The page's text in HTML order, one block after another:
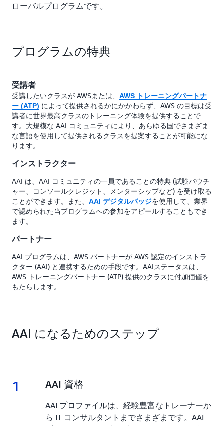
ローバルプログラムです。
プログラムの特典
受講者
受講したいクラスが AWSまたは、 AWS トレーニングパートナ
ー (ATP) によって提供されるかにかかわらず、AWS の目標は受
講者に世界最高クラスのトレーニング体験を提供することで
す。大規模な AAI コミュニティにより、あらゆる国でさまざま
な言語を使用して提供されるクラスを提案することが可能にな
ります。
インストラクター
AAI は、AAI コミュニティの一員であることの特典 (試験バウチ
ャー、コンソールクレジット、メンターシップなど) を受け取る
ことができます。また、 AAI デジタルバッジを使用して、業界
で認められた当プログラムへの参加をアピールすることもでき
ます。
パートナー
AAI プログラムは、AWS パートナーが AWS 認定のインストラ
クター (AAI) と連携するための手段です。AAIステータスは、
AWS トレーニングパートナー (ATP) 提供のクラスに付加価値を
もたらします。
AAI になるためのステップ
1 1.
AAI 資格
AAI プロファイルは、経験豊富なトレーナーか
ら IT コンサルタントまでさまざまです。AAI